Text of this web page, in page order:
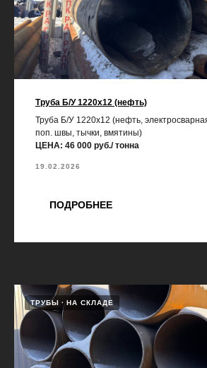
Труба Б/У 1220х12 (нефть)
Труба Б/У 1220х12 (нефть,
поп. швы, тычки, вмятины)
ЦЕНА: 46 000 руб./ тонна
19.02.2026
ПОДРОБНЕЕ
ТРУБЫ НА СКЛАДЕ